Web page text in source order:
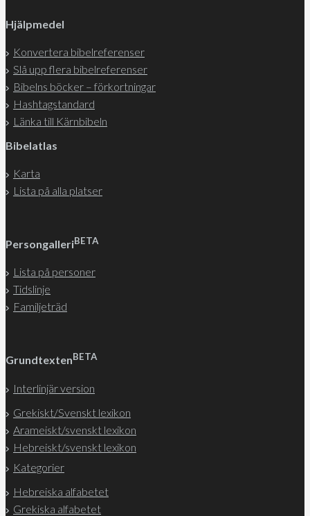
Hjälpmedel
Konvertera bibelreferenser
Slå upp flera bibelreferenser
Bibelns böcker – förkortningar
Hashtagstandard
Länka till Kärnbibeln
Bibelatlas
Karta
Lista på alla platser
PersongalleriBETA
Lista på personer
Tidslinje
Familjeträd
GrundtextenBETA
Interlinjär version
Grekiskt/Svenskt lexikon
Arameiskt/svenskt lexikon
Hebreiskt/svenskt lexikon
Kategorier
Hebreiska alfabetet
Grekiska alfabetet